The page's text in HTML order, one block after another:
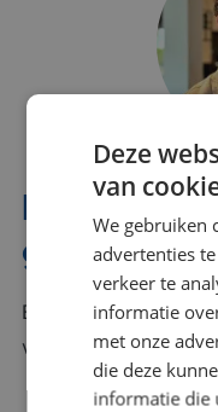
Interesse?
graag
Bel of mail Benno
voor je klaar en
Deze
van
We gebruiken
advertenties
verkeer te
informatie
met onze
die deze
informatie die